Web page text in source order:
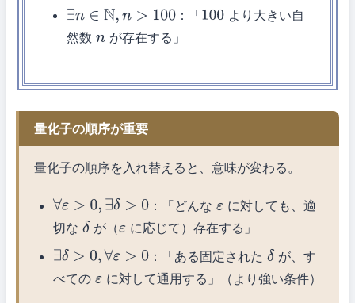
∃n∈N ,n> 100 ：「100 より大きい自
然数 nが存在する」
量化子の順序が重要
量化子の順序を入れ替えると、意味が変わる。
∀ε>0 ∃δ >0 ：「どんなε に対しても、適
切なδが（ε に応じて）存在する」
∃δ >0 ∀ε >0 ：「ある固定されたδ が、す
べてのε に対して通用する」（より強い条件）